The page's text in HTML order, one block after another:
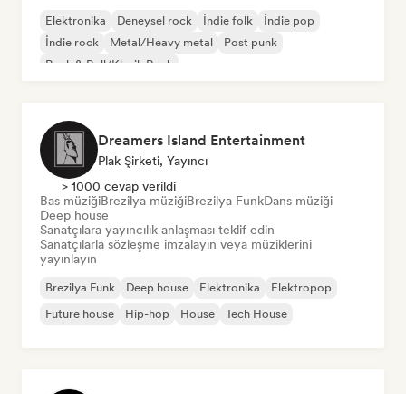
Elektronika Deneysel rock İndie folk
İndie pop
İndie rock
Metal/Heavy metal
Post punk
Rock & Roll/Klasik Rock
Dreamers Island Entertainment
Plak Şirketi, Yayıncı
> 1000 cevap verildi
Bas müziğiBrezilya müziğiBrezilya FunkDans müziği
Deep house
Sanatçılara yayıncılık anlaşması teklif edin
Sanatçılarla sözleşme imzalayın veya müziklerini
yayınlayın
Brezilya Funk Deep house Elektronika
Elektropop
Future house
Hip-hop House Tech House